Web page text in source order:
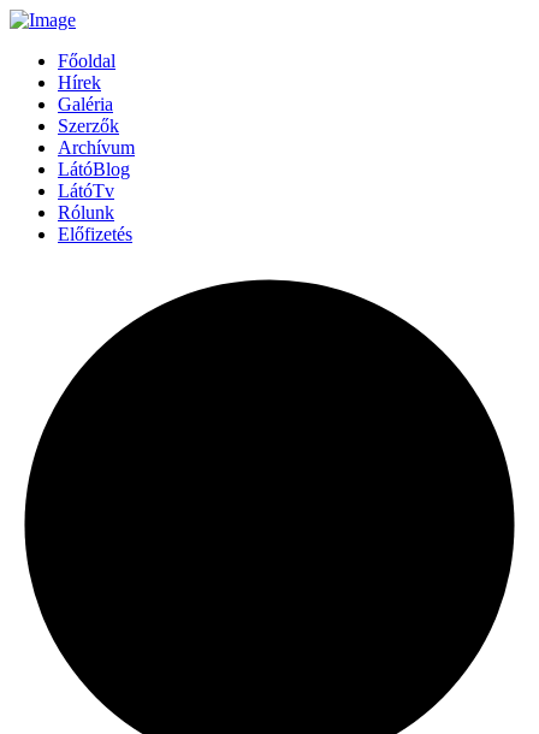
Főoldal
Hírek
Galéria
Szerzők
Archívum
LátóBlog
LátóTv
Rólunk
Előfizetés